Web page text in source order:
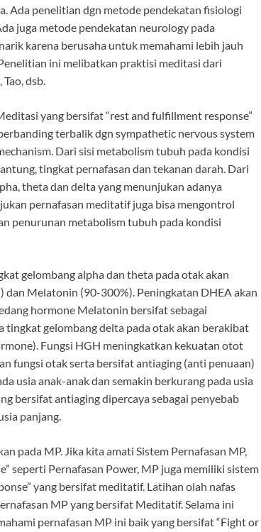
Ada penelitian dgn metode pendekatan fisiologi
juga metode pendekatan neurology pada
karena berusaha untuk memahami lebih jauh
ini melibatkan praktisi meditasi dari
dsb.
yang bersifat “rest and fulfillment response”
terbalik dgn sympathetic nervous system
Dari sisi metabolism tubuh pada kondisi
tingkat pernafasan dan tekanan darah. Dari
theta dan delta yang menunjukan adanya
pernafasan meditatif juga bisa mengontrol
penurunan metabolism tubuh pada kondisi
gelombang alpha dan theta pada otak akan
Melatonin (90-300%). Peningkatan DHEA akan
hormone Melatonin bersifat sebagai
gelombang delta pada otak akan berakibat
Fungsi HGH meningkatkan kekuatan otot
fungsi otak serta bersifat antiaging (anti penuaan)
usia anak-anak dan semakin berkurang pada usia
bersifat antiaging dipercaya sebagai penyebab
panjang.
pada MP. Jika kita amati Sistem Pernafasan MP,
seperti Pernafasan Power, MP juga memiliki sistem
yang bersifat meditatif. Latihan olah nafas
MP yang bersifat Meditatif. Selama ini
pernafasan MP ini baik yang bersifat “Fight or